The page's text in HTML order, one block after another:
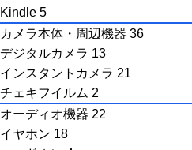
Kindle 5
カメラ本体・周辺機器 36
デジタルカメラ 13
インスタントカメラ 21
チェキフイルム 2
オーディオ機器 22
イヤホン 18